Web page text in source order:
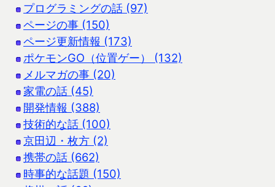
プログラミングの話 (97)
ページの事 (150)
ページ更新情報 (173)
ポケモンGO（位置ゲー） (132)
メルマガの事 (20)
家電の話 (45)
開発情報 (388)
技術的な話 (100)
京田辺・枚方 (2)
携帯の話 (662)
時事的な話題 (150)